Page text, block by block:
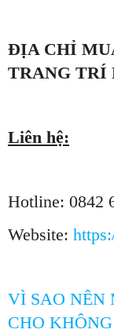
ĐỊA CHỈ
TRANG TRÍ
Liên hệ:
Hotline: 0842
Website:
VÌ SAO NÊN
CHO